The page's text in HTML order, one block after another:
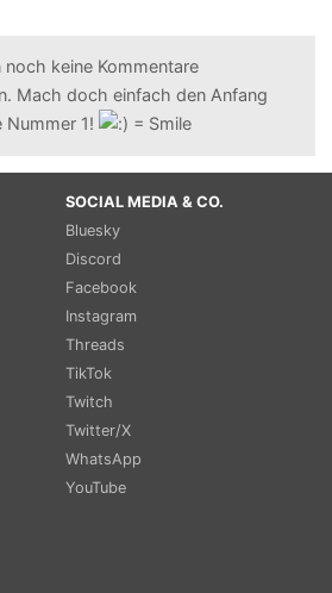
noch keine Kommentare
Mach doch einfach den Anfang
Nummer 1!
SOCIAL MEDIA & CO.
Bluesky
Discord
Facebook
Instagram
Threads
TikTok
Twitch
Twitter/X
WhatsApp
YouTube